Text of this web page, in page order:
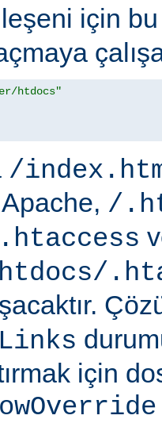
için
htdocs"
/
/
için